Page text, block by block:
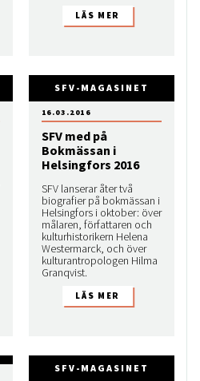
SFV-MAGASINET
SFV med på
Bokmässan i
Helsingfors 2016
SFV lanserar åter två
biografier på bokmässan i
Helsingfors i oktober: över
målaren, författaren och
kulturhistorikern Helena
Westermarck, och över
kulturantropologen Hilma
Granqvist.
16.03.2016
SFV-MAGASINET